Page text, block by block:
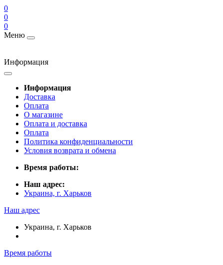
0
0
0
Меню
Информация
Информация
Доставка
Оплата
О магазине
Оплата и доставка
Оплата
Политика конфиденциальности
Условия возврата и обмена
Время работы:
Наш адрес:
Украина, г. Харьков
Наш адрес
Украина, г. Харьков
Время работы